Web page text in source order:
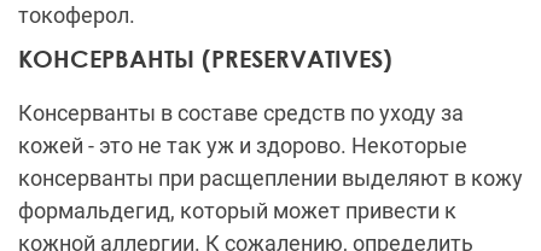
токоферол.
КОНСЕРВАНТЫ (PRESERVATIVES)
Консерванты в составе средств по уходу за
кожей - это не так уж и здорово. Некоторые
консерванты при расщеплении выделяют в кожу
формальдегид, который может привести к
кожной аллергии. К сожалению, определить